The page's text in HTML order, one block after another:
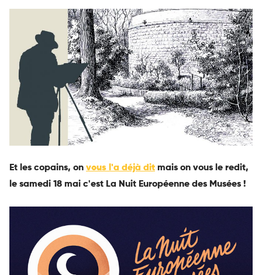
Et les copains, on vous l'a déjà dit mais on vous le redit,
le samedi 18 mai c'est La Nuit Européenne des Musées !